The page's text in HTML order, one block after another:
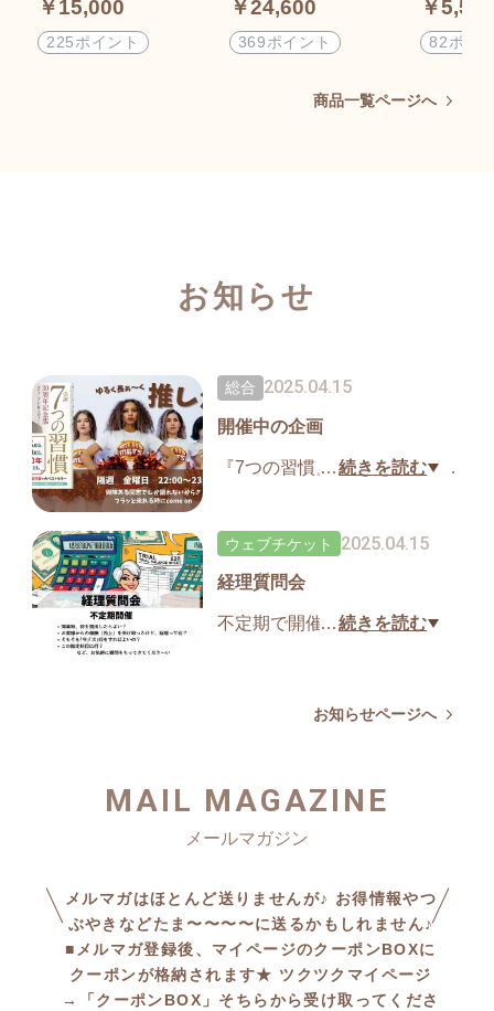
￥15,000
225ポイント
￥24,600
369ポイント
￥
82ポイ
商品一覧ページへ
お知らせ
総合 2025.04.15
開催中の企画
『7つの習慣』が好きな人、興
ットしたい人！
集まれ〜😄
読んでる人にしか話せない‼︎
推しポイントをシェアしよう♪
があるこの本。
…続きを読む
ウェブチケット 2025.04.15
経理質問会
不定期で開催しています。
…続きを読む
お知らせページへ
MAIL MAGAZINE
メルマガはほとんど送りませんが♪ お得情報やつ
ぶやきなどたま〜〜〜〜に送るかもしれません♪
■メルマガ登録後、マイページのクーポンBOXに
クーポンが格納されます★ ツクツクマイページ
→「クーポンBOX」そちらから受け取ってくださ